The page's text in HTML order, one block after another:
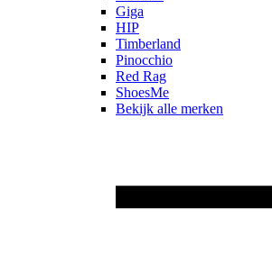
Giga
HIP
Timberland
Pinocchio
Red Rag
ShoesMe
Bekijk alle merken